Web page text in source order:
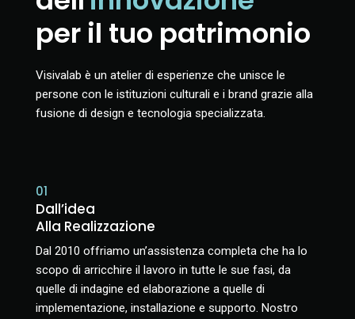
per il tuo patrimonio
Visivalab è un atelier di esperienze che unisce le
persone con le istituzioni culturali e i brand grazie alla
fusione di design e tecnologia specializzata.
01
Dall’idea
Alla Realizzazione
Dal 2010 offriamo un’assistenza completa che ha lo
scopo di arricchire il lavoro in tutte le sue fasi, da
quelle di indagine ed elaborazione a quelle di
implementazione, installazione e supporto. Nostro